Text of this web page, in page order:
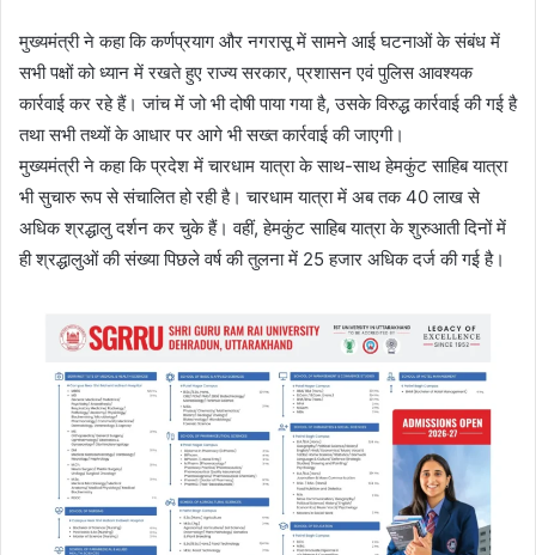
मुख्यमंत्री ने कहा कि कर्णप्रयाग और नगरासू में सामने आई घटनाओं के संबंध में
सभी पक्षों को ध्यान में रखते हुए राज्य सरकार, प्रशासन एवं पुलिस आवश्यक
कार्रवाई कर रहे हैं। जांच में जो भी दोषी पाया गया है, उसके विरुद्ध कार्रवाई की गई है
तथा सभी तथ्यों के आधार पर आगे भी सख्त कार्रवाई की जाएगी।
मुख्यमंत्री ने कहा कि प्रदेश में चारधाम यात्रा के साथ-साथ हेमकुंट साहिब यात्रा
भी सुचारु रूप से संचालित हो रही है। चारधाम यात्रा में अब तक 40 लाख से
अधिक श्रद्धालु दर्शन कर चुके हैं। वहीं, हेमकुंट साहिब यात्रा के शुरुआती दिनों में
ही श्रद्धालुओं की संख्या पिछले वर्ष की तुलना में 25 हजार अधिक दर्ज की गई है।